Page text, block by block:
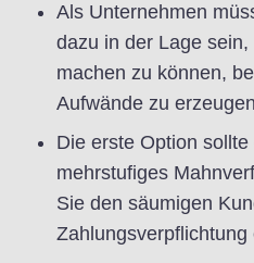
Als Unternehmen
dazu in der Lage
machen zu können,
Aufwände zu
Die erste Option
mehrstufiges
Sie den säumigen
Zahlungsverpflichtung